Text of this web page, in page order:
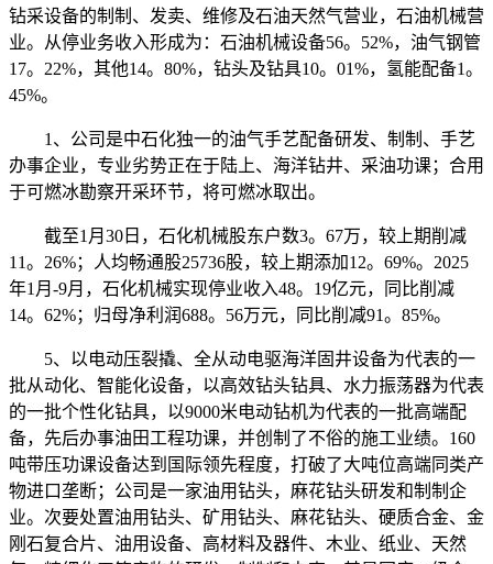
钻采设备的制制、发卖、维修及石油天然气营业，石油机械营
业。从停业务收入形成为：石油机械设备56。52%，油气钢管
17。22%，其他14。80%，钻头及钻具10。01%，氢能配备1。
45%。
1、公司是中石化独一的油气手艺配备研发、制制、手艺
办事企业，专业劣势正在于陆上、海洋钻井、采油功课；合用
于可燃冰勘察开采环节，将可燃冰取出。
截至1月30日，石化机械股东户数3。67万，较上期削减
11。26%；人均畅通股25736股，较上期添加12。69%。2025
年1月-9月，石化机械实现停业收入48。19亿元，同比削减
14。62%；归母净利润688。56万元，同比削减91。85%。
5、以电动压裂撬、全从动电驱海洋固井设备为代表的一
批从动化、智能化设备，以高效钻头钻具、水力振荡器为代表
的一批个性化钻具，以9000米电动钻机为代表的一批高端配
备，先后办事油田工程功课，并创制了不俗的施工业绩。160
吨带压功课设备达到国际领先程度，打破了大吨位高端同类产
物进口垄断；公司是一家油用钻头，麻花钻头研发和制制企
业。次要处置油用钻头、矿用钻头、麻花钻头、硬质合金、金
刚石复合片、油用设备、高材料及器件、木业、纸业、天然